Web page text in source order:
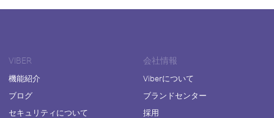
VIBER
機能紹介
ブログ
セキュリティについて
会社情報
Viberについて
ブランドセンター
採用